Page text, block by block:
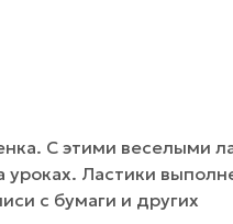
С этими веселыми
уроках. Ластики
с бумаги и других